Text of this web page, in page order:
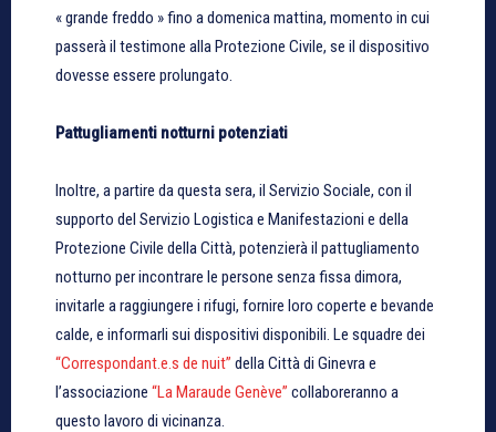
« grande freddo » fino a domenica mattina, momento in cui
passerà il testimone alla Protezione Civile, se il dispositivo
dovesse essere prolungato.
Pattugliamenti notturni potenziati
Inoltre, a partire da questa sera, il Servizio Sociale, con il
supporto del Servizio Logistica e Manifestazioni e della
Protezione Civile della Città, potenzierà il pattugliamento
notturno per incontrare le persone senza fissa dimora,
invitarle a raggiungere i rifugi, fornire loro coperte e bevande
calde, e informarli sui dispositivi disponibili. Le squadre dei
“Correspondant.e.s de nuit” della Città di Ginevra e
l’associazione “La Maraude Genève” collaboreranno a
questo lavoro di vicinanza.